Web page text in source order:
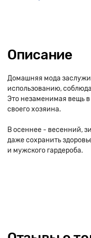
Описание
Домашняя мода
использованию,
Это незаменимая вещь
своего хозяина.
В осеннее - весенний,
даже сохранить
и мужского гардероба.